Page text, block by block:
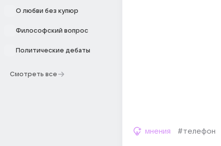
О любви без купюр
Философский вопрос
Политические дебаты
Смотреть все
мнения #телефон